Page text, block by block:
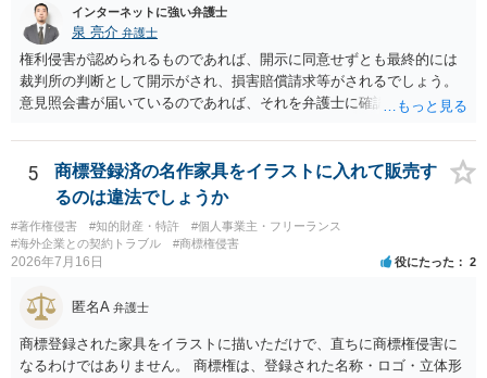
める方向の事情となりますが、自動的に肖像権侵害となるわけではあ
りません。 まず、見積書、メール、チャット、デザイナーの利用規約
を確認したうえで、「提供素材及びこれを含む画面の複製・SNS掲載
を許諾しない」と書面で明確に通知することをお勧めします。すでに
掲載された場合は、URL、掲載日時、画面を保存してから削除を求め
とは限りません。医学上の事実を理解したうえで、ご自身の表現と構
成でまとめる必要があります。 安全にSNSで公開するには、教科書の
図をトレース・模写した部分は掲載せず、人体の構造という事実を基
に、自分で構図や表現を工夫して作図する方法が考えられます。ま
た、改変・SNS掲載が認められたオープンライセンス素材を、利用条
件に従って使う方法もあります。トレースした図を残したい場合は、
自分だけの学習用にとどめるのが安全です。
インターネットに強い弁護士
泉 亮介 弁護士
権利侵害が認められるものであれば、開示に同意せずとも最終的には
裁判所の判断として開示がされ、損害賠償請求等がされるでしょう。
意見照会書が届いているのであれば、それを弁護士に確認してもらっ
いかと思われます。
5
商標登録済の名作家具をイラストに入れて販売す
るのは違法でしょうか
#著作権侵害 #知的財産・特許
#個人事業主・フリーランス
#海外企業との契約トラブル
#商標権侵害
2026年7月16日 役にたった 2
匿名A 弁護士
商標登録された家具をイラストに描いただけで、直ちに商標権侵害に
なるわけではありません。 商標権は、登録された名称・ロゴ・立体形